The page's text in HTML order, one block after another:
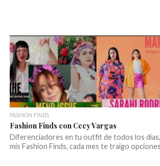
FASHION FINDS
Fashion Finds con Cecy Vargas
Diferenciadores en tu outfit de todos los
mis Fashion Finds, cada mes te traigo